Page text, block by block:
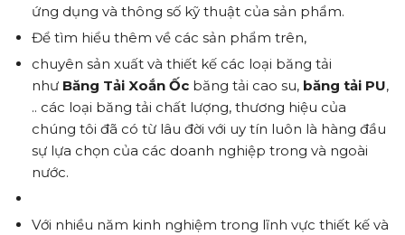
ứng dụng và thông số kỹ thuật của sản phẩm.
Để tìm hiểu thêm về các sản phẩm trên,
chuyên sản xuất và thiết kế các loại băng tải
như Băng Tải Xoắn Ốc băng tải cao su, băng tải PU,
.. các loại băng tải chất lượng, thương hiệu của
chúng tôi đã có từ lâu đời với uy tín luôn là hàng đầu
sự lựa chọn của các doanh nghiệp trong và ngoài
nước.
Với nhiều năm kinh nghiệm trong lĩnh vực thiết kế và